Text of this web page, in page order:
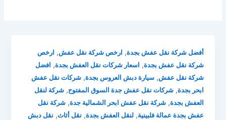
أفضل شركة نقل عفش بجدة, ارخص شركة نقل عفش, ارخص
شركة نقل عفش بجدة, اسعار شركات نقل العفش بجدة, افضل
شركة نقل عفش,سيارة دبش العروس بجدة,شركات نقل عفش
ابحر بجدة,شركات نقل عفش جدة السوق المفتوح,شركة لنقل
العفش بجدة,شركة نقل عفش ابحر الشمالية جدة,شركة نقل
عفش بجدة عمالة فلبينية,لنقل العفش بجدة, نقل أثاث, نقل دبش